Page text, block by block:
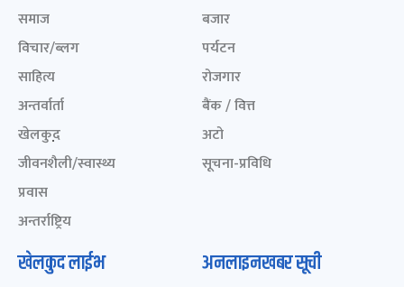
समाज
विचार/ब्लग
साहित्य
अन्तर्वार्ता
खेलकुद़़
जीवनशैली/स्वास्थ्य
प्रवास
अन्तर्राष्ट्रिय
बजार
पर्यटन
रोजगार
बैंक / वित्त
अटो
सूचना-प्रविधि
खेलकुद लाईभ अनलाइनखबर सूची